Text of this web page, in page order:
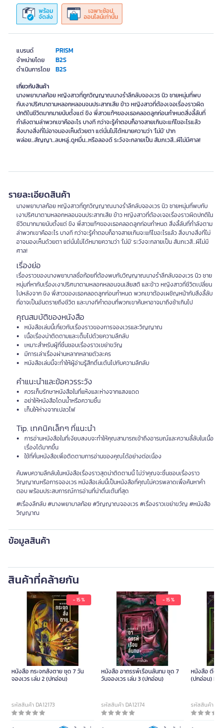
แบรนด์ PRISM
จำหน่ายโดย B2S
ดำเนินการโดย B2S
พร้อม
จัดส่ง
เฉพาะช้อป
ออนไลน์เท่านั้น
เกี่ยวกับสินค้า
นางพยาบาลก้อย หญิงสาวที่ถูกวิญญาณนางรำลึกลับจองเวร นิว ชายหนุ่มที่พบ
กับเงาปริศนาตามหลอกหลอนจนประสาทเสีย ข้าว หญิงสาวที่ต้องเจอเรื่องราวผิด
ปกติในชีวิตมากมายนับตั้งแต่ ขิง พี่สาวแท้ๆของเธอคลอดลูกก่อนกำหนดสิ่งลี้ลับที่
กำลังตามล่าพวกเขาคืออะไร บางที กว่าจะรู้คำตอบก็อาจสายเกินจะแก้ไขอะไรแล้ว
สิ่งบางสิ่งที่ไม่อาจมองเห็นด้วยตา แต่นั่นไม่ได้หมายความว่า 'ไม่มี' ปาก
พล่อย...สัญญา...ลบหลู่..ดูหมื่น...หรือลองดี ระวังจะกลายเป็น สัมภเวสี...ผีไม่มีศาล!
รายละเอียดสินค้า
นางพยาบาลก้อย หญิงสาวที่ถูกวิญญาณนางรำลึกลับจองเวร นิว ชายหนุ่มที่พบกับ
เงาปริศนาตามหลอกหลอนจนประสาทเสีย ข้าว หญิงสาวที่ต้องเจอเรื่องราวผิดปกติใน
ชีวิตมากมายนับตั้งแต่ ขิง พี่สาวแท้ๆของเธอคลอดลูกก่อนกำหนด สิ่งลี้ลับที่กำลังตาม
ล่าพวกเขาคืออะไร บางที กว่าจะรู้คำตอบก็อาจสายเกินจะแก้ไขอะไรแล้ว สิ่งบางสิ่งที่ไม่
อาจมองเห็นด้วยตา แต่นั่นไม่ได้หมายความว่า 'ไม่มี' ระวังจะกลายเป็น สัมภเวสี...ผีไม่มี
ศาล!
เรื่องย่อ
เรื่องราวของนางพยาบาลชื่อก้อยที่ต้องพบกับวิญญาณนางรำลึกลับจองเวร นิว ชาย
หนุ่มที่หากับเรื่องเงาปริศนาตามหลอกหลอนจนเสียสติ และข้าว หญิงสาวที่ชีวิตเปลี่ยน
ไปหลังจาก ขิง พี่สาวของเธอคลอดลูกก่อนกำหนด พวกเขาต้องเผชิญหน้ากับสิ่งลี้ลับ
ที่อาจเป็นอันตรายถึงชีวิต และบางทีคำตอบที่พวกเขาค้นหาอาจมาถึงช้าเกินไป
คุณสมบัติของหนังสือ
หนังสือเล่มนี้เกี่ยวกับเรื่องราวของการจองเวรและวิญญาณ
เนื้อเรื่องน่าติดตามและเต็มไปด้วยความลึกลับ
เหมาะสำหรับผู้ที่ชื่นชอบเรื่องราวเขย่าขวัญ
มีการเล่าเรื่องผ่านหลากหลายตัวละคร
หนังสือเล่มนี้จะทำให้ผู้อ่านรู้สึกตื่นเต้นไปกับความลึกลับ
คำแนะนำและข้อควรระวัง
ควรเก็บรักษาหนังสือในที่แห้งและห่างจากแสงแดด
อย่าให้หนังสือโดนน้ำหรือความชื้น
เก็บให้ห่างจากเปลวไฟ
Tip. เทคนิคเล็กๆ ที่แนะนำ
การอ่านหนังสือในที่เงียบสงบจะทำให้คุณสามารถเข้าถึงอารมณ์และความลี้ลับในเนื้อ
เรื่องได้มากขึ้น
ใช้ที่คั่นหนังสือเพื่อติดตามการอ่านของคุณได้อย่างต่อเนื่อง
ค้นพบความลึกลับในหนังสือเรื่องราวสุดน่าติดตามนี้ ไม่ว่าคุณจะชื่นชอบเรื่องราว
วิญญาณหรือการจองเวร หนังสือเล่มนี้เป็นหนังสือที่คุณไม่ควรพลาดเพื่อค้นหาคำ
ตอบ พร้อมประสบการณ์การอ่านที่น่าตื่นเต้นที่สุด
#เรื่องลึกลับ #นางพยาบาลก้อย #วิญญาณจองเวร #เรื่องราวเขย่าขวัญ #หนังสือ
วิญญาณ
ข้อมูลสินค้า
สินค้าที่คล้ายกัน
- 15 %
หนังสือ กระจกสั่งตาย ชุด 7 วัน
จองเวร เล่ม 2 (ปกอ่อน)
รหัสสินค้า DA12173
- 15 %
หนังสือ อาถรรพ์เรือนลั่นทม ชุด 7
วันจองเวร เล่ม 3 (ปกอ่อน)
รหัสสินค้า DA12174
หนังสือ ตีตั๋ว
(ปกอ่อน)
รหัสสินค้า